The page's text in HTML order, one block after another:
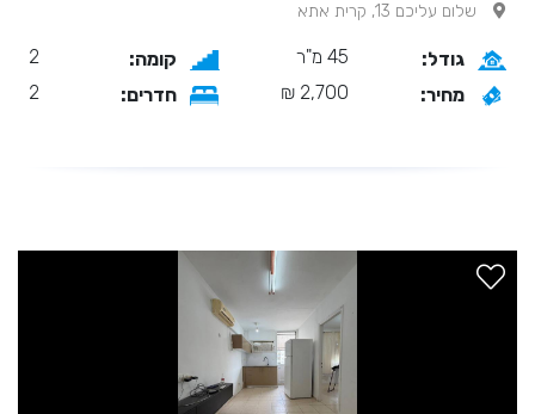
שלום עליכם 13, קרית אתא
גודל: 45 מ"ר קומה:
2
מחיר:
2,700 ₪ חדרים: 2